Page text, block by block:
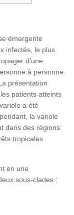
émergente
infectés, le plus
d’une
à personne
présentation
patients atteints
a été
la variole
dans des régions
tropicales
en une
sous-clades :